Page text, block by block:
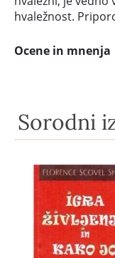
hvaležnost.
Ocene in mnenja
Sorodni